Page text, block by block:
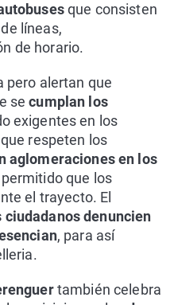
que consisten
líneas,
de horario.
pero alertan que
secumplan los
exigentes en los
respeten los
aglomeraciones en los
que los
el trayecto. El
ciudadanos denuncien
, para así
también celebra